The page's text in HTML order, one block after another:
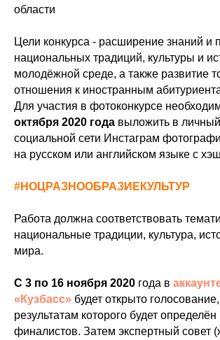
области
Цели конкурса - расширение знаний и
национальных традиций, культуры и
молодёжной среде, а также развитие
отношения к иностранным
Для участия в фотоконкурсе
октября 2020 года выложить в
социальной сети Инстаграм
на русском или английском языке с
#НОЦРАЗНООБРАЗИЕКУЛЬТУР
Работа должна соответствовать
национальные традиции, культура,
мира.
С 3 по 16 ноября 2020 года в
«Кузбасс» будет открыто
результатам которого будет определён
финалистов. Затем экспертный совет